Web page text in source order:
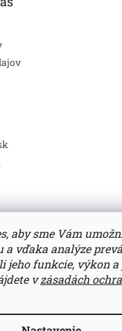
aby sme Vám
a vďaka analýze
jeho funkcie, výkon
vzásadách
Zboží.cz Heureka.sk